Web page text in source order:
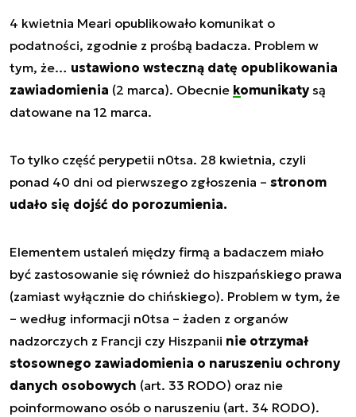
4 kwietnia Meari opublikowało komunikat o
podatności, zgodnie z prośbą badacza. Problem w
tym, że… ustawiono wsteczną datę opublikowania
zawiadomienia (2 marca). Obecnie komunikatysą
datowane na 12 marca.
To tylko część perypetii n0tsa. 28 kwietnia, czyli
ponad 40 dni od pierwszego zgłoszenia – stronom
udało się dojść do porozumienia.
Elementem ustaleń między firmą a badaczem miało
być zastosowanie się również do hiszpańskiego prawa
(zamiast wyłącznie do chińskiego). Problem w tym, że
– według informacji n0tsa – żaden z organów
nadzorczych z Francji czy Hiszpanii nie otrzymał
stosownego zawiadomienia o naruszeniu ochrony
danych osobowych (art. 33 RODO) oraz nie
poinformowano osób o naruszeniu (art. 34 RODO).